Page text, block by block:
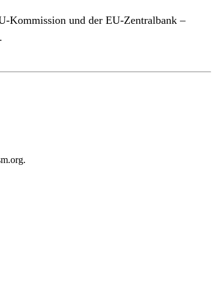
Kommission und der EU-Zentralbank –
.